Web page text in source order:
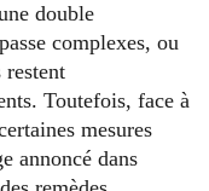
double
complexes, ou
restent
Toutefois, face à
mesures
annoncé dans